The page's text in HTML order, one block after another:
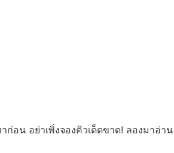
อน อย่าเพิ่งจองคิวเด็ดขาด! ลองมาอ่าน